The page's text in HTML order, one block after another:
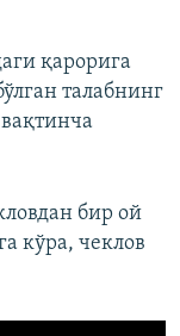
қарорига
талабнинг
бир ой
кўра, чеклов